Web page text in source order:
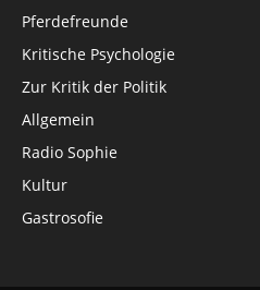
Pferdefreunde
Kritische Psychologie
Zur Kritik der Politik
Allgemein
Radio Sophie
Kultur
Gastrosofie